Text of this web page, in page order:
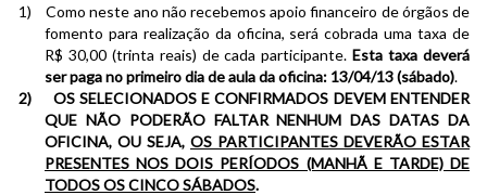
1)
Como neste ano não recebemos apoio financeiro de órgãos de
fomento para realização da oficina, será cobrada uma taxa de
R$ 30,00 (trinta reais) de cada participante.Esta taxa deverá
ser paga no primeiro dia de aula da oficina: 13/04/13 (sábado).
2)
OS SELECIONADOS E CONFIRMADOS DEVEM ENTENDER
QUE NÃO PODERÃO FALTAR NENHUM DAS DATAS DA
OFICINA, OU SEJA, OS PARTICIPANTES DEVERÃO ESTAR
PRESENTES NOS DOIS PERÍODOS (MANHÃ E TARDE) DE
TODOS OS CINCO SÁBADOS.